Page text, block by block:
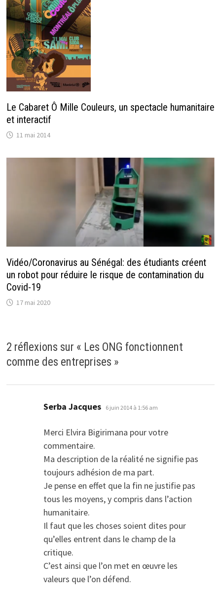
Le Cabaret Ô Mille Couleurs, un spectacle humanitaire
et interactif
11 mai 2014
Vidéo/Coronavirus au Sénégal: des étudiants créent
un robot pour réduire le risque de contamination du
Covid-19
17 mai 2020
2 réflexions sur « Les ONG fonctionnent
comme des entreprises »
Serba Jacques dit :
6 juin 2014 à 1:56 am
Merci Elvira Bigirimana pour votre
commentaire.
Ma description de la réalité ne signifie pas
toujours adhésion de ma part.
Je pense en effet que la fin ne justifie pas
tous les moyens, y compris dans l’action
humanitaire.
Il faut que les choses soient dites pour
qu’elles entrent dans le champ de la
critique.
C’est ainsi que l’on met en œuvre les
valeurs que l’on défend.